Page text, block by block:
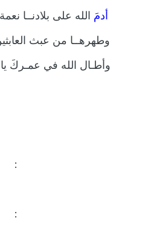
أدمَالله على بلادنــا
وطهرهــا من عبث
وأطـال الله في عمـركَ